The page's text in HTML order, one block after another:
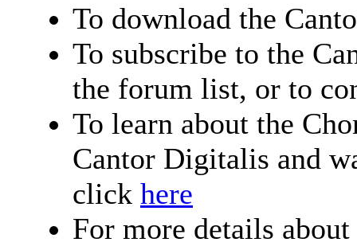
To download the
To subscribe to the
the forum list, or to
To learn about the
Cantor Digitalis and
click here
For more details